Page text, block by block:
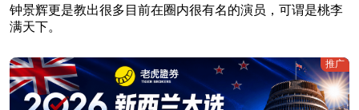
钟景辉更是教出很多目前在圈内很有名的演员，可谓是桃李
满天下。
推广